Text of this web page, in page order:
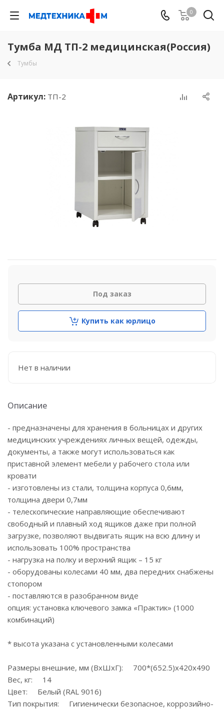
0
Тумба МД ТП-2 медицинская(Россия)
Тумбы
Артикул: ТП-2
Под заказ
Купить как юрлицо
Нет в наличии
Описание
- предназначены для хранения в больницах и других
медицинских учреждениях личных вещей, одежды,
документы, а также могут использоваться как
приставной элемент мебели у рабочего стола или
кровати
- изготовлены из стали, толщина корпуса 0,6мм,
толщина двери 0,7мм
- телескопические направляющие обеспечивают
свободный и плавный ход ящиков даже при полной
загрузке, позволяют выдвигать ящик на всю длину и
использовать 100% пространства
- нагрузка на полку и верхний ящик – 15 кг
- оборудованы колесами 40 мм, два передних снабжены
стопором
- поставляются в разобранном виде
опция: установка ключевого замка «Практик» (1000
комбинаций)
* высота указана с установленными колесами
Размеры внешние, мм (ВхШхГ): 700*(652.5)x420x490
Вес, кг: 14
Цвет: Белый (RAL 9016)
Тип покрытия: Гигиенически безопасное, коррозийно-